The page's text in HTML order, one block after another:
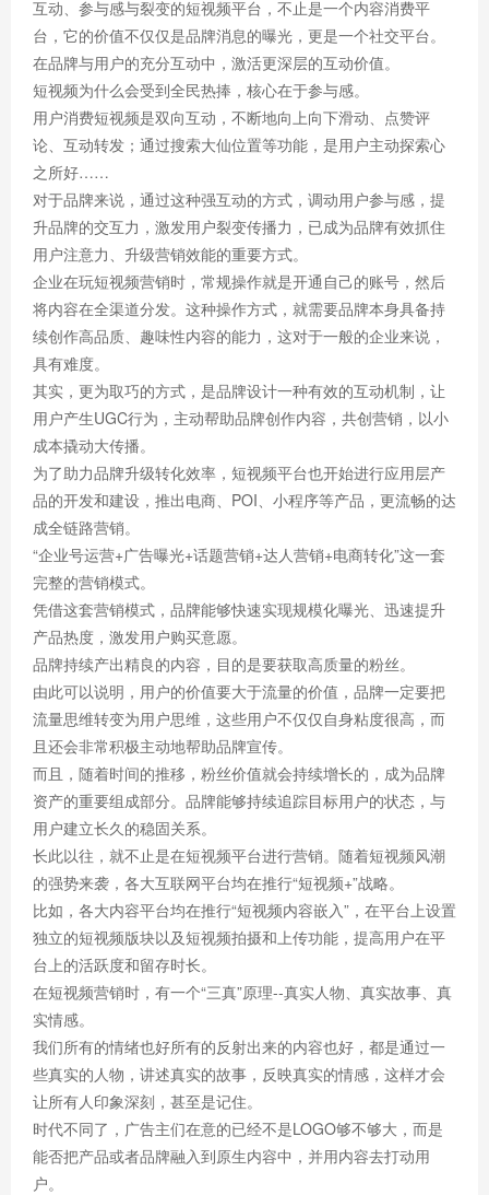
互动、参与感与裂变的短视频平台，不止是一个内容消费平
台，它的价值不仅仅是品牌消息的曝光，更是一个社交平台。
在品牌与用户的充分互动中，激活更深层的互动价值。
短视频为什么会受到全民热捧，核心在于参与感。
用户消费短视频是双向互动，不断地向上向下滑动、点赞评
论、互动转发；通过搜索大仙位置等功能，是用户主动探索心
之所好……
对于品牌来说，通过这种强互动的方式，调动用户参与感，提
升品牌的交互力，激发用户裂变传播力，已成为品牌有效抓住
用户注意力、升级营销效能的重要方式。
企业在玩短视频营销时，常规操作就是开通自己的账号，然后
将内容在全渠道分发。这种操作方式，就需要品牌本身具备持
续创作高品质、趣味性内容的能力，这对于一般的企业来说，
具有难度。
其实，更为取巧的方式，是品牌设计一种有效的互动机制，让
用户产生UGC行为，主动帮助品牌创作内容，共创营销，以小
成本撬动大传播。
为了助力品牌升级转化效率，短视频平台也开始进行应用层产
品的开发和建设，推出电商、POI、小程序等产品，更流畅的达
成全链路营销。
“企业号运营+广告曝光+话题营销+达人营销+电商转化”这一套
完整的营销模式。
凭借这套营销模式，品牌能够快速实现规模化曝光、迅速提升
产品热度，激发用户购买意愿。
品牌持续产出精良的内容，目的是要获取高质量的粉丝。
由此可以说明，用户的价值要大于流量的价值，品牌一定要把
流量思维转变为用户思维，这些用户不仅仅自身粘度很高，而
且还会非常积极主动地帮助品牌宣传。
而且，随着时间的推移，粉丝价值就会持续增长的，成为品牌
资产的重要组成部分。品牌能够持续追踪目标用户的状态，与
用户建立长久的稳固关系。
长此以往，就不止是在短视频平台进行营销。随着短视频风潮
的强势来袭，各大互联网平台均在推行“短视频+”战略。
比如，各大内容平台均在推行“短视频内容嵌入”，在平台上设置
独立的短视频版块以及短视频拍摄和上传功能，提高用户在平
台上的活跃度和留存时长。
在短视频营销时，有一个“三真”原理--真实人物、真实故事、真
实情感。
我们所有的情绪也好所有的反射出来的内容也好，都是通过一
些真实的人物，讲述真实的故事，反映真实的情感，这样才会
让所有人印象深刻，甚至是记住。
时代不同了，广告主们在意的已经不是LOGO够不够大，而是
能否把产品或者品牌融入到原生内容中，并用内容去打动用
户。